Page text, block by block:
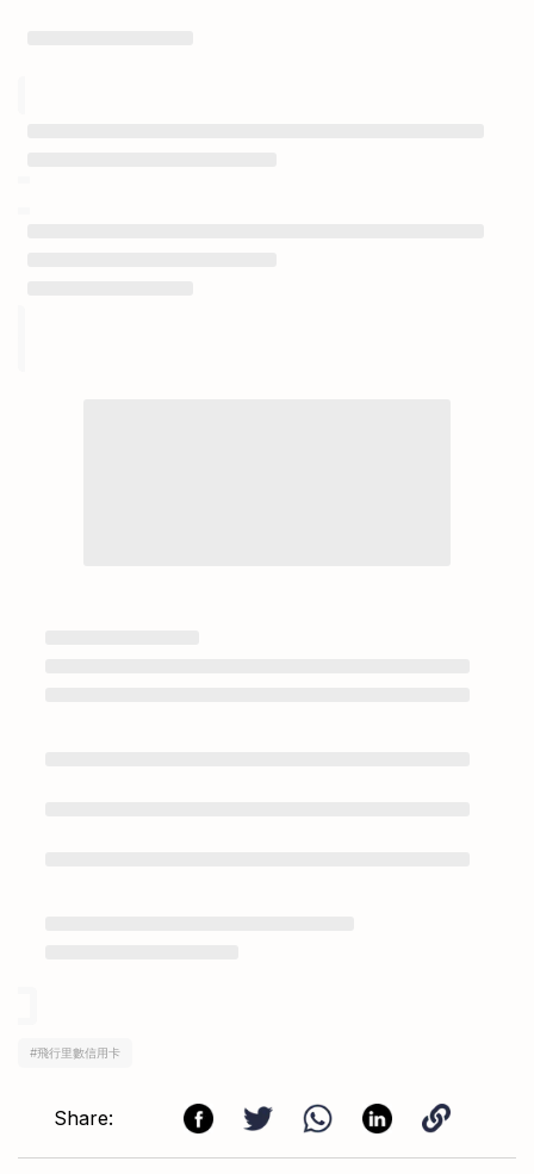
#飛行里數信用卡
Share: